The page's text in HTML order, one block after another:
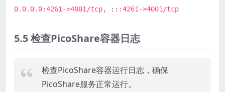
0.0.0.0:4261->4001/tcp, :::4261->4001/tcp
5.5 检查PicoShare容器日志
检查PicoShare容器运行日志，确保
PicoShare服务正常运行。